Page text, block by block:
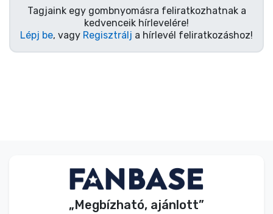
Tagjaink egy gombnyomásra feliratkozhatnak a
kedvenceik hírlevelére!
Lépj be, vagy Regisztrálj a hírlevél feliratkozáshoz!
„Megbízható, ajánlott”
Mesés cuccok
Animés cuccok
Terméktípusok